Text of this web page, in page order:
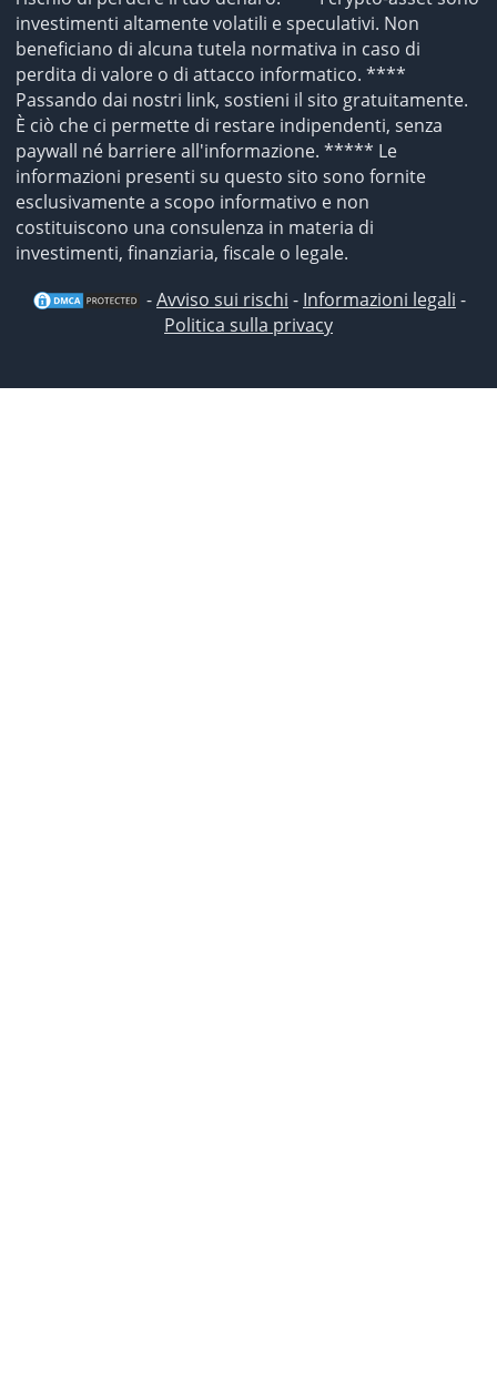
investimenti altamente volatili e speculativi. Non
beneficiano di alcuna tutela normativa in caso di
perdita di valore o di attacco informatico. ****
Passando dai nostri link, sostieni il sito gratuitamente.
È ciò che ci permette di restare indipendenti, senza
paywall né barriere all'informazione. ***** Le
informazioni presenti su questo sito sono fornite
esclusivamente a scopo informativo e non
costituiscono una consulenza in materia di
investimenti, finanziaria, fiscale o legale.
-Avviso sui rischi - Informazioni legali -
Politica sulla privacy